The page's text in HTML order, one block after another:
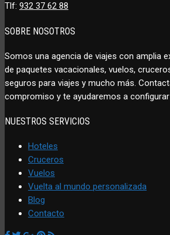
Tlf: 932 37 62 88
SOBRE NOSOTROS
Somos una agencia de viajes con amplia
de paquetes vacacionales, vuelos,
seguros para viajes y mucho más.
compromiso y te ayudaremos a configurar
NUESTROS SERVICIOS
Hoteles
Cruceros
Vuelos
Vuelta al mundo personalizada
Blog
Contacto